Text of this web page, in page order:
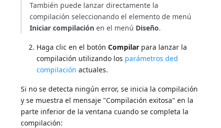
También puede lanzar directamente la
compilación seleccionando el elemento de menú
Iniciar compilación en el menú Diseño.
Haga clic en el botónCompilar para lanzar la
compilación utilizando los parámetros ded
compilación actuales.
Si no se detecta ningún error, se inicia la compilación
y se muestra el mensaje "Compilación exitosa" en la
parte inferior de la ventana cuando se completa la
compilación: